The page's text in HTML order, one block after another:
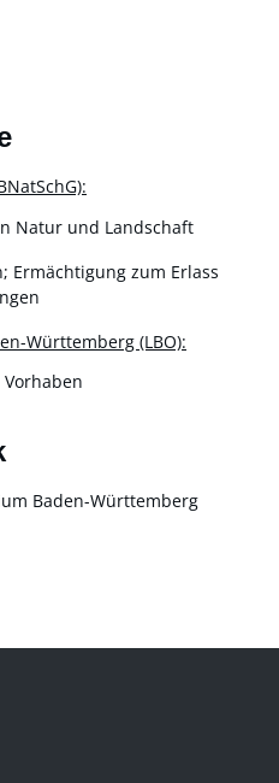
Natur und Landschaft
Ermächtigung zum Erlass
Württemberg (LBO):
Baden-Württemberg